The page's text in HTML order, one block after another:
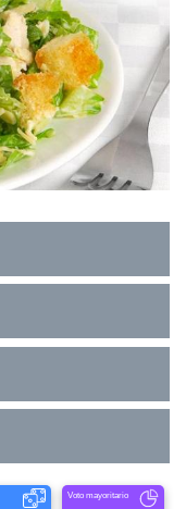
Voto mayoritario